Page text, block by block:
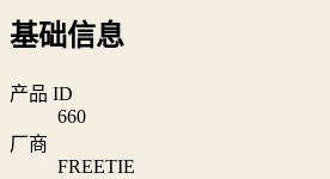
基础信息
产品 ID
660
厂商
FREETIE